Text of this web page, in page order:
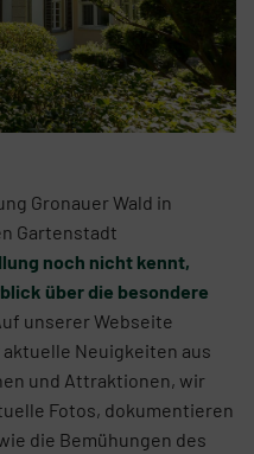
Gronauer Wald in
Gartenstadt
noch nicht kennt,
über die besondere
unserer Webseite
Neuigkeiten aus
und Attraktionen, wir
Fotos, dokumentieren
die Bemühungen des